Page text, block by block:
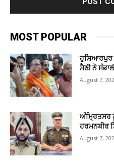
MOST POPULAR
ਹੁਸ਼ਿਆਰਪੁਰ
ਸੈਣੀ ਨੇ
August 7,
ਅੰਮ੍ਰਿਤਸਰ
ਹਰਮਨਬੀਰ
August 7,